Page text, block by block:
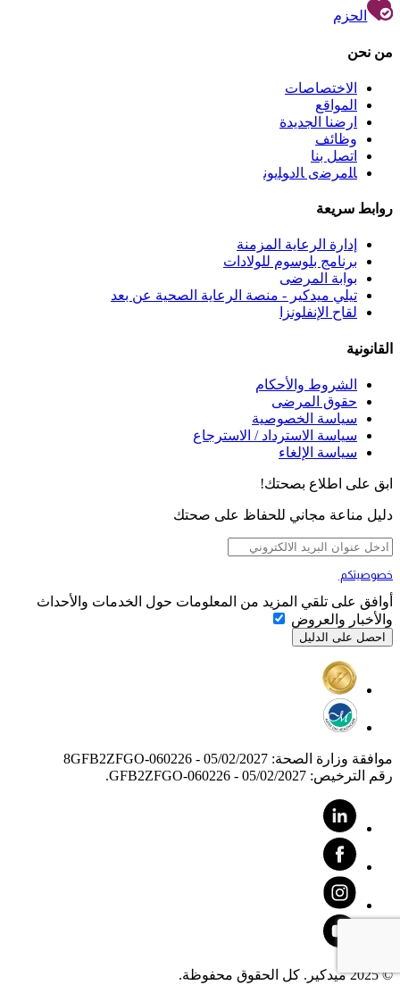
الحزم
من نحن
الاختصاصات
المواقع
ارضنا الجديدة
وظائف
اتصل بنا
ﺎﻠﻣﺮﺿﻯ ﺎﻟﺩﻮﻠﻳﻮﻧ
روابط سريعة
إدارة الرعاية المزمنة
برنامج بلوسوم للولادات
بوابة المرضى
تيلي ميدكير - منصة الرعاية الصحية عن بعد
لقاح الإنفلونزا
القانونية
الشروط والأحكام
حقوق المرضى
سياسة الخصوصية
سياسة الاسترداد / الاسترجاع
سياسة الإلغاء
ابق على اطلاع بصحتك!
دليل مناعة مجاني للحفاظ على صحتك
خصوصيتكم
أوافق على تلقي المزيد من المعلومات حول الخدمات والأحداث
والأخبار والعروض
موافقة وزارة الصحة: 8GFB2ZFGO-060226 - 05/02/2027
رقم الترخيص: GFB2ZFGO-060226 - 05/02/2027.
© 2025 ميدكير. كل الحقوق محفوظة.